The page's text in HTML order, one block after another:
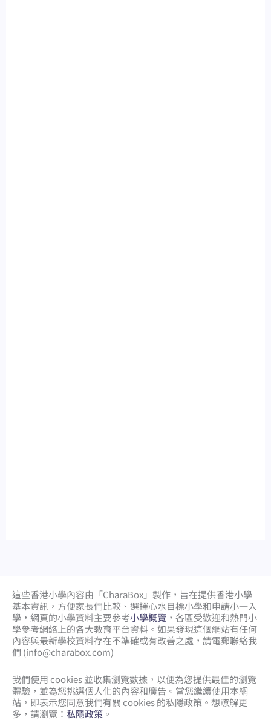
這些香港小學內容由「CharaBox」製作，旨在提供香港小學
基本資訊，方便家長們比較、 選擇心水目標小學和申請小一入
學，網頁的小學資料主要參考小學概覽 ，各區受歡迎和熱門小
學參考網絡上的各大教育平台資料。如果發現這個網站有任何
內容與最新學校資料存在不準確或有改善之處，請電郵聯絡我
們 (info@charabox.com)
我們使用 cookies 並收集瀏覽數據，以便為您提供最佳的瀏覽
體驗，並為您挑選個人化的內容和廣告。當您繼續使用本網
站，即表示您同意我們有關 cookies 的私隱政策。想瞭解更
多，請瀏覽： 私隱政策 。